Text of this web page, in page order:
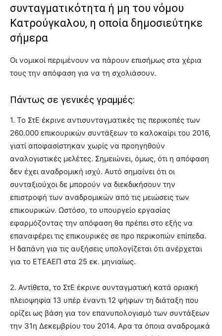
συνταγματικότητα ή μη του νόμου
Κατρούγκαλου, η οποία δημοσιεύτηκε
σήμερα
Οι νομικοί περιμένουν να πάρουν επισήμως στα χέρια
τους την απόφαση για να τη σχολιάσουν.
Πάντως σε γενικές γραμμές:
1. Το ΣτΕ έκρινε αντισυνταγματικές τις περικοπές των
260.000 επικουρικών συντάξεων το καλοκαίρι του 2016,
γιατί αποφασίστηκαν χωρίς να προηγηθούν
αναλογιστικές μελέτες. Σημειώνει, όμως, ότι η απόφαση
δεν έχει αναδρομική ισχύ. Αυτό σημαίνει ότι οι
συνταξιούχοι δε μπορούν να διεκδικήσουν την
επιστροφή των αναδρομικών από τις μειώσεις των
επικουρικών. Ωστόσο, το υπουργείο εργασίας
εφαρμόζοντας την απόφαση θα πρέπει στο εξής να
επαναφέρει τις επικουρικές σε προ περικοπών επίπεδα.
Η δαπάνη για τις αυξήσεις υπολογίζεται ότι ανέρχεται
για το ΕΤΕΑΕΠ στα 25 εκ. μηνιαίως.
2. Αντίθετα, το ΣτΕ έκρινε συνταγματική κατά οριακή
πλειοψηφία 13 υπέρ έναντι 12 ψήφων τη διάταξη που
ορίζει ως βάση για τον επανυπολογισμό των συντάξεων
την 31η Δεκεμβρίου του 2014. Αρα τα όποια αναδρομικά